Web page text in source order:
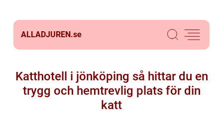
ALLADJUREN.se
Katthotell i jönköping så hittar du en
trygg och hemtrevlig plats för din
katt